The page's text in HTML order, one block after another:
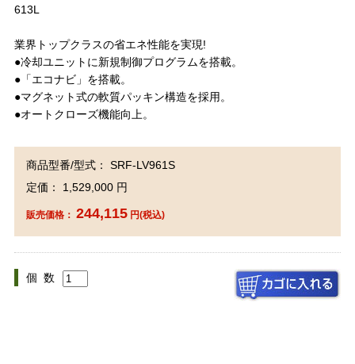
613L
業界トップクラスの省エネ性能を実現!
●冷却ユニットに新規制御プログラムを搭載。
●「エコナビ」を搭載。
●マグネット式の軟質パッキン構造を採用。
●オートクローズ機能向上。
商品型番/型式： SRF-LV961S
定価： 1,529,000 円
販売価格： 244,115円(税込)
個 数